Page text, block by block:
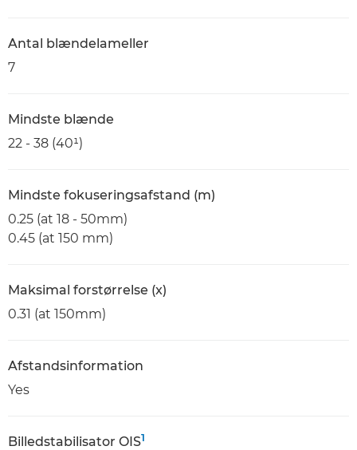
Antal blændelameller
7
Mindste blænde
22 - 38 (40¹)
Mindste fokuseringsafstand (m)
0.25 (at 18 - 50mm)
0.45 (at 150 mm)
Maksimal forstørrelse (x)
0.31 (at 150mm)
Afstandsinformation
Yes
Billedstabilisator OIS1